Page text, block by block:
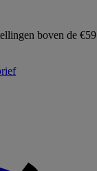
boven de €59